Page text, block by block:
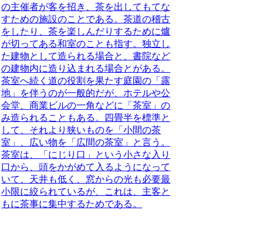
の主催者が客を招き、茶を出してもてな
すための施設のことである。茶道の稽古
をしたり
、茶を楽しんだりするために爐
が切ってある和室のことも指す。独立し
た建物として造られる場合と
、書院など
の建物内に造り込まれる場合とがある。
茶室へ続く道の役割を果たす庭園の「露
地」を伴うのが一般的だが、ホテルや公
会堂、商業ビルの一角などに「茶室」の
み造られることもある。
四畳半を標準と
して
、それより狭いものを「小間の茶
室」、広い物を「広間の茶室」と言う。
茶室は、「 にじり口 」という小さな入り
口から、頭をかがめて入るようになって
いて、天井も低く、窓からの光も必要最
小限に絞られているが、これは、主客と
もに茶事に集中するためである。